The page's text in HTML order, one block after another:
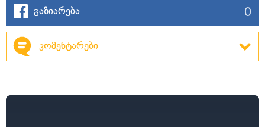
გაზიარება 0
კომენტარები